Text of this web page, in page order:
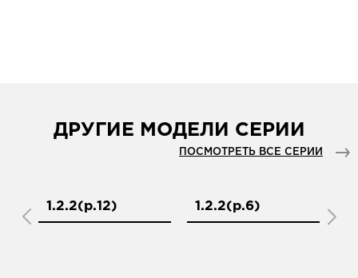
ДРУГИЕ МОДЕЛИ СЕРИИ
ПОСМОТРЕТЬ ВСЕ СЕРИИ
1.2.2(р.12) 1.2.2(р.6)